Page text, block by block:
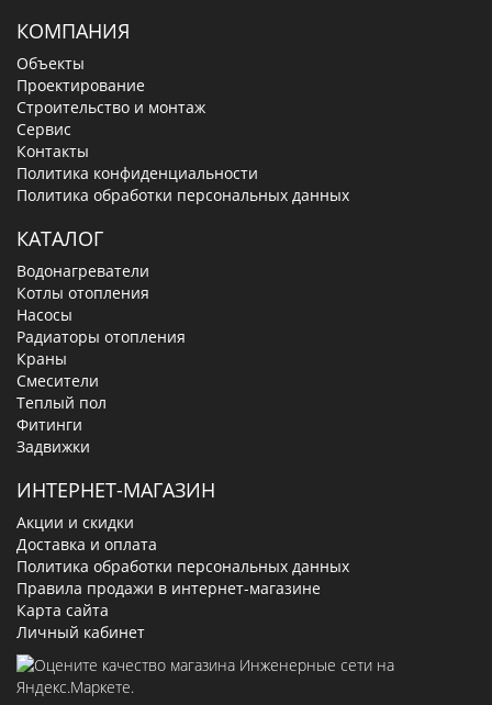
КОМПАНИЯ
Объекты
Проектирование
Строительство и монтаж
Сервис
Контакты
Политика конфиденциальности
Политика обработки персональных данных
КАТАЛОГ
Водонагреватели
Котлы отопления
Насосы
Радиаторы отопления
Краны
Смесители
Теплый пол
Фитинги
Задвижки
ИНТЕРНЕТ-МАГАЗИН
Акции и скидки
Доставка и оплата
Политика обработки персональных данных
Правила продажи в интернет-магазине
Карта сайта
Личный кабинет